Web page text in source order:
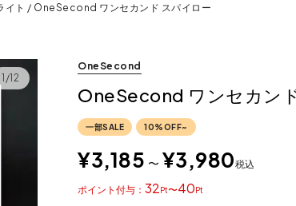
イト OneSecond ワンセカンド スパイロー
1/12
OneSecond
OneSecond ワンセカン
一部SALE 10%OFF~
¥3,185 〜 ¥3,980税込
32 〜40
ポイント